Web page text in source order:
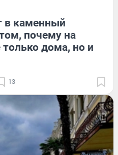
в каменный
почему на
дома, но и
13